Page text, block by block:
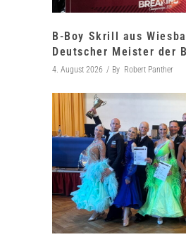
B-Boy Skrill aus
Deutscher Meister der
4. August 2026 By Robert Panther